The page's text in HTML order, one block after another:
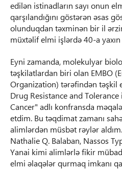
edilən istinadların sayı onun
qarşılandığını göstərən əsas
olunduqdan təxminən bir il
müxtəlif elmi işlərdə 40-a
Eyni zamanda, molekulyar
təşkilatlardan biri olan EMBO
Organization) tərəfindən təşkil
Drug Resistance and
Cancer" adlı konfransda
etdim. Bu təqdimat zamanı
alimlərdən müsbət rəylər
Nathalie Q. Balaban, Nassos
Yanai kimi alimlərlə fikir
elmi əlaqələr qurmaq imkanı